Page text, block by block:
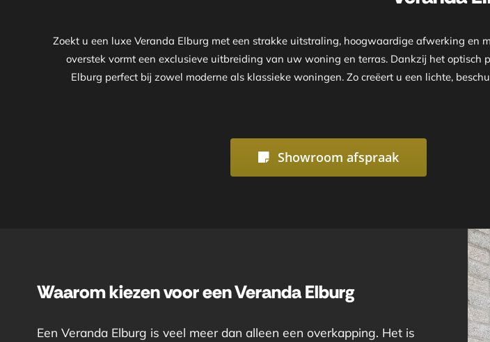
Zoekt u een luxe Veranda Elburg met een strakke uitstraling, hoogwaardige afwerking
overstek vormt een exclusieve uitbreiding van uw woning en terras. Dankzij het
Elburg perfect bij zowel moderne als klassieke woningen. Zo creëert u een lichte,
Showroom afspraak
Waarom kiezen voor een Veranda Elburg
Een Veranda Elburg is veel meer dan alleen een overkapping. Het is